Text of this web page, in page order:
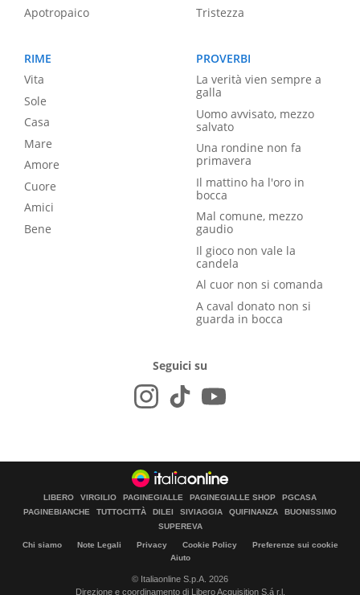
Apotropaico
Tristezza
RIME
Vita
Sole
Casa
Mare
Amore
Cuore
Amici
Bene
PROVERBI
La verità vien sempre a
galla
Uomo avvisato, mezzo
salvato
Una rondine non fa
primavera
Il mattino ha l'oro in
bocca
Mal comune, mezzo
gaudio
Il gioco non vale la
candela
Al cuor non si comanda
A caval donato non si
guarda in bocca
Seguici su
LIBERO VIRGILIO PAGINEGIALLE PAGINEGIALLE SHOP
PGCASA
PAGINEBIANCHE
TUTTOCITTÀ DILEI SIVIAGGIA QUIFINANZA
BUONISSIMO
SUPEREVA
Chi siamo Note Legali Privacy Cookie Policy
Preferenze sui cookie
Aiuto
© Italiaonline S.p.A. 2026
Direzione e coordinamento di Libero Acquisition S.á r.l.